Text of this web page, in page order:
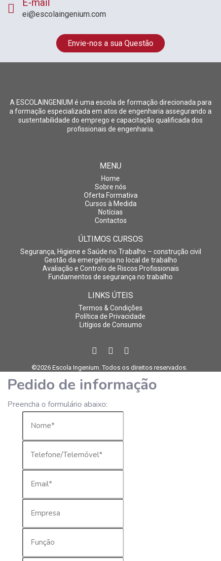
E-mail
ei@escolaingenium.com
Envie-nos a sua Questão
A ESCOLAINGENIUM é uma escola de formação direcionada para
a formação especializada em atos de engenharia assegurando a
sustentabilidade do emprego e capacitação qualificada dos
profissionais de engenharia.
MENU
Home
Sobre nós
Oferta Formativa
Cursos à Medida
Notícias
Contactos
ÚLTIMOS CURSOS
Segurança, Higiene e Saúde no Trabalho – construção civil
Gestão da emergência no local de trabalho
Avaliação e Controlo de Riscos Profissionais
Fundamentos de segurança no trabalho
LINKS ÚTEIS
Termos & Condições
Política de Privacidade
Litígios de Consumo
©2026 Escola Ingenium. Todos os direitos reservados.
Pedido de informação
Preencha o formulário abaixo: